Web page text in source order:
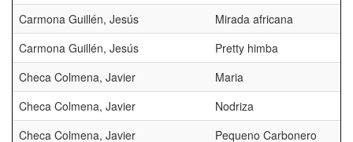
Carmona Guillén, Jesús
Mirada africana
Carmona Guillén, Jesús
Pretty himba
Checa Colmena, Javier
Maria
Checa Colmena, Javier
Nodriza
Checa Colmena, Javier
Pequeno Carbonero